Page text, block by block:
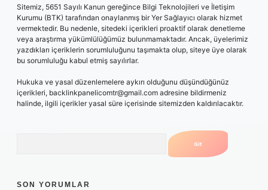
Sitemiz, 5651 Sayılı Kanun gereğince Bilgi Teknolojileri ve İletişim
Kurumu (BTK) tarafından onaylanmış bir Yer Sağlayıcı olarak hizmet
vermektedir. Bu nedenle, sitedeki içerikleri proaktif olarak denetleme
veya araştırma yükümlülüğümüz bulunmamaktadır. Ancak, üyelerimiz
yazdıkları içeriklerin sorumluluğunu taşımakta olup, siteye üye olarak
bu sorumluluğu kabul etmiş sayılırlar.
Hukuka ve yasal düzenlemelere aykırı olduğunu düşündüğünüz
içerikleri, backlinkpanelicomtr@gmail.com adresine bildirmeniz
halinde, ilgili içerikler yasal süre içerisinde sitemizden kaldırılacaktır.
SON YORUMLAR